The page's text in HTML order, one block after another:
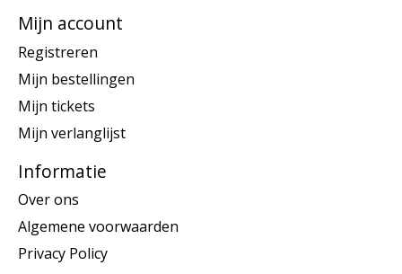
Mijn account
Registreren
Mijn bestellingen
Mijn tickets
Mijn verlanglijst
Informatie
Over ons
Algemene voorwaarden
Privacy Policy